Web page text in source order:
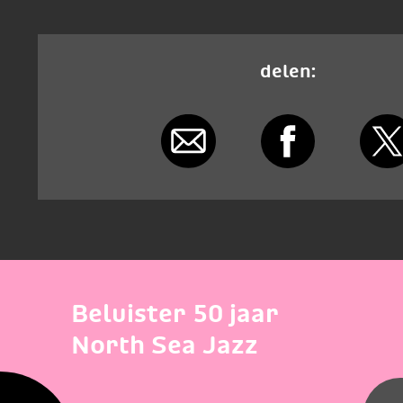
delen:
Beluister 50 jaar
North Sea Jazz